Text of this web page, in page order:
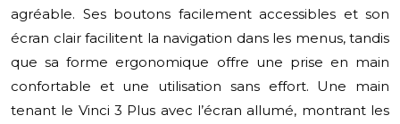
agréable. Ses boutons facilement accessibles et son
écran clair facilitent la navigation dans les menus, tandis
que sa forme ergonomique offre une prise en main
confortable et une utilisation sans effort. Une main
tenant le Vinci 3 Plus avec l’écran allumé, montrant les